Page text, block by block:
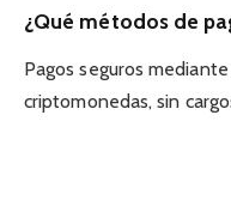
¿Qué métodos de
Pagos seguros
criptomonedas, sin